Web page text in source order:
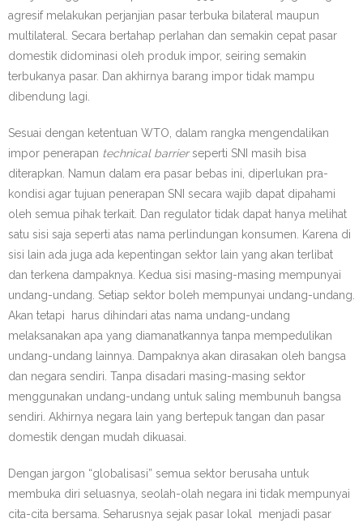
agresif melakukan perjanjian pasar terbuka bilateral maupun
multilateral. Secara bertahap perlahan dan semakin cepat pasar
domestik didominasi oleh produk impor, seiring semakin
terbukanya pasar. Dan akhirnya barang impor tidak mampu
dibendung lagi.
Sesuai dengan ketentuan WTO, dalam rangka mengendalikan
impor penerapan technical barrierseperti SNI masih bisa
diterapkan. Namun dalam era pasar bebas ini, diperlukan pra-
kondisi agar tujuan penerapan SNI secara wajib dapat dipahami
oleh semua pihak terkait. Dan regulator tidak dapat hanya melihat
satu sisi saja seperti atas nama perlindungan konsumen. Karena di
sisi lain ada juga ada kepentingan sektor lain yang akan terlibat
dan terkena dampaknya. Kedua sisi masing-masing mempunyai
undang-undang. Setiap sektor boleh mempunyai undang-undang.
Akan tetapi harus dihindari atas nama undang-undang
melaksanakan apa yang diamanatkannya tanpa mempedulikan
undang-undang lainnya. Dampaknya akan dirasakan oleh bangsa
dan negara sendiri. Tanpa disadari masing-masing sektor
menggunakan undang-undang untuk saling membunuh bangsa
sendiri. Akhirnya negara lain yang bertepuk tangan dan pasar
domestik dengan mudah dikuasai.
Dengan jargon “globalisasi” semua sektor berusaha untuk
membuka diri seluasnya, seolah-olah negara ini tidak mempunyai
cita-cita bersama. Seharusnya sejak pasar lokal menjadi pasar